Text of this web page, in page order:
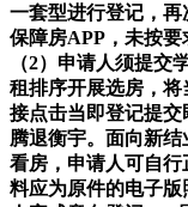
一套型进行登记，
保障房APP，未按要
（2）申请人须提交
租排序开展选房，
接点击当即登记提
腾退衡宇。面向新
看房，申请人可自
料应为原件的电子